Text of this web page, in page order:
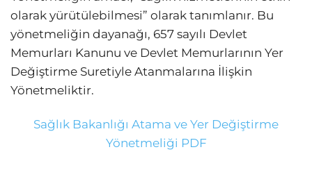
olarak yürütülebilmesi” olarak tanımlanır. Bu
yönetmeliğin dayanağı, 657 sayılı Devlet
Memurları Kanunu ve Devlet Memurlarının Yer
Değiştirme Suretiyle Atanmalarına İlişkin
Yönetmeliktir.
Sağlık Bakanlığı Atama ve Yer Değiştirme
Yönetmeliği PDF